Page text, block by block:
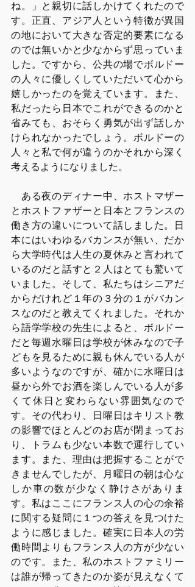
ね。」と親切に話しかけてくれたので
す。正直、アジア人という特徴が異国
の地において大きな否定的要素になる
のでは無いかと少なからず思っていま
した。ですから、公共の場でボルドー
の人々に優しくしていただいて心から
嬉しかったのを覚えています。また、
私だったら日本でこれができるのかと
省みても、おそらく勇気が出ず話しか
けられなかったでしょう。ボルドーの
人々と私で何が違うのかそれから深く
考えるようになりました。
ある夜のディナー中、ホストマザー
とホストファザーと日本とフランスの
働き方の違いについて話しました。日
本にはいわゆるバカンスが無い、だか
ら大学時代は人生の夏休みと言われて
いるのだと話すと２人はとても驚いて
いました。そして、私たちはシニアだ
からだけれど１年の３分の１がバカン
スなのだと教えてくれました。それか
ら語学学校の先生によると、ボルドー
だと毎週水曜日は学校が休みなので子
どもを見るために親も休んでいる人が
多いようなのですが、確かに水曜日は
昼から外でお酒を楽しんでいる人が多
くて休日と変わらない雰囲気なので
す。その代わり、日曜日はキリスト教
の影響でほとんどのお店が閉まってお
り、トラムも少ない本数で運行してい
ます。また、理由は把握することがで
きませんでしたが、月曜日の朝は心な
しか車の数が少なく静けさがありま
す。私はここにフランス人の心の余裕
に関する疑問に１つの答えを見つけた
ように感じました。確実に日本人の労
働時間よりもフランス人の方が少ない
のです。また、私のホストファミリー
は誰が帰ってきたのか姿が見えなくて